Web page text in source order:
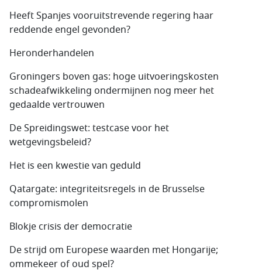
Heeft Spanjes vooruitstrevende regering haar
reddende engel gevonden?
Heronderhandelen
Groningers boven gas: hoge uitvoeringskosten
schadeafwikkeling ondermijnen nog meer het
gedaalde vertrouwen
De Spreidingswet: testcase voor het
wetgevingsbeleid?
Het is een kwestie van geduld
Qatargate: integriteitsregels in de Brusselse
compromis­molen
Blokje crisis der democratie
De strijd om Europese waarden met Hongarije;
ommekeer of oud spel?